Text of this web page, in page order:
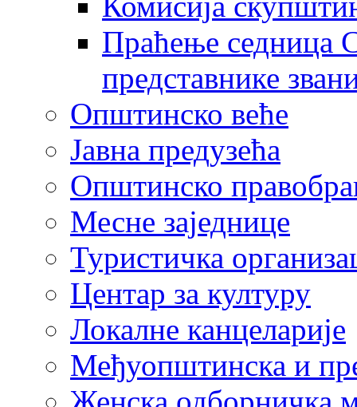
Праћење седница
представнике
Општинско веће
Јавна предузећа
Општинско
Месне заједнице
Туристичка
Центaр за културу
Локалне канцеларије
Међуопштинска и